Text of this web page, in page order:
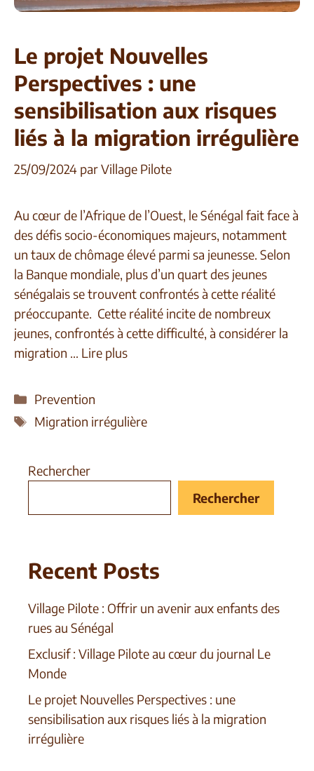
Le projet Nouvelles
Perspectives : une
sensibilisation aux risques
liés à la migration irrégulière
25/09/2024 parVillage Pilote
Au cœur de l’Afrique de l’Ouest, le Sénégal fait face à
des défis socio-économiques majeurs, notamment
un taux de chômage élevé parmi sa jeunesse. Selon
la Banque mondiale, plus d’un quart des jeunes
sénégalais se trouvent confrontés à cette réalité
préoccupante. Cette réalité incite de nombreux
jeunes, confrontés à cette difficulté, à considérer la
migration … Lire plus
Prevention
Migration irrégulière
Rechercher
Rechercher
Recent Posts
Village Pilote : Offrir un avenir aux enfants des
rues au Sénégal
Exclusif : Village Pilote au cœur du journal Le
Monde
Le projet Nouvelles Perspectives : une
sensibilisation aux risques liés à la migration
irrégulière